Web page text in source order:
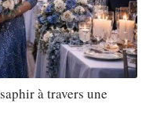
à travers une